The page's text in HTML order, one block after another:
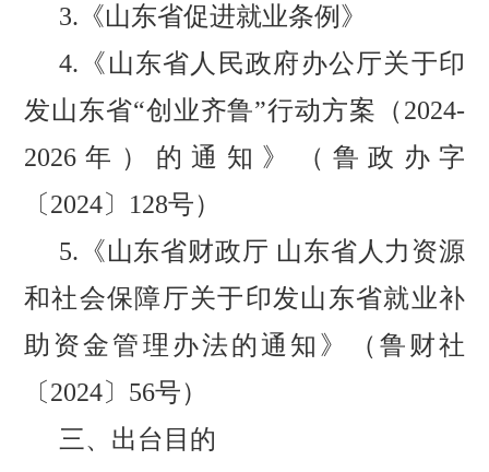
3. 《山东省促进就业条例》
4.《山东省人民政府办公厅关于印
发山东省“创业齐鲁”行动方案（2024-
2026年）的通知》（鲁政办字
〔2024〕128号）
5.《山东省财政厅 山东省人力资源
和社会保障厅关于印发山东省就业补
助资金管理办法的通知》（ 鲁财社
〔2024〕56号）
三、出台目的